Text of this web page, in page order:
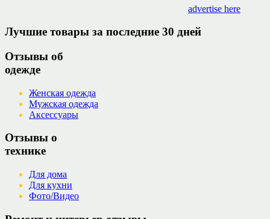
advertise here
Лучшие товары за последние 30 дней
Отзывы об
одежде
Женская одежда
Мужская одежда
Аксессуары
Отзывы о
технике
Для дома
Для кухни
Фото/Видео